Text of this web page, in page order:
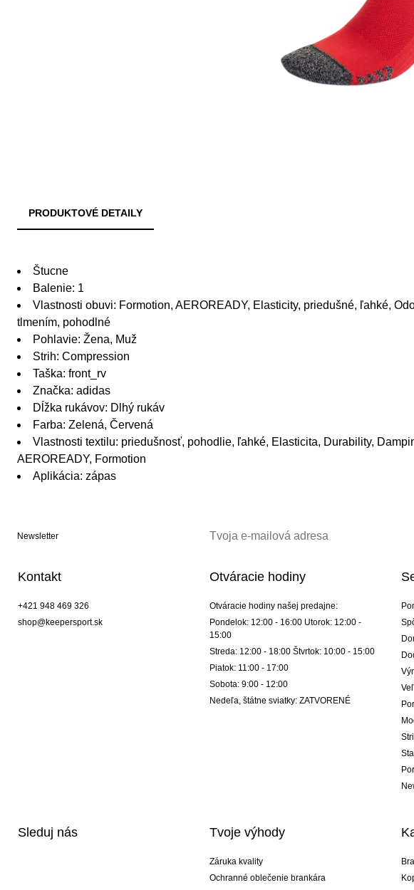
PRODUKTOVÉ DETAILY
Štucne
Balenie: 1
Vlastnosti obuvi: Formotion, AEROREADY, Elasticity, priedušné, ľahké,
tlmením, pohodlné
Pohlavie: Žena, Muž
Strih: Compression
Taška: front_rv
Značka: adidas
Dĺžka rukávov: Dlhý rukáv
Farba: Zelená, Červená
Vlastnosti textilu: priedušnosť, pohodlie, ľahké, Elasticita, Durability,
AEROREADY, Formotion
Aplikácia: zápas
Newsletter
Kontakt
+421 948 469 326
shop@keepersport.sk
Otváracie hodiny
Otváracie hodiny našej predajne:
Pondelok: 12:00 - 16:00 Utorok: 12:00 -
15:00
Streda: 12:00 - 18:00 Štvrtok: 10:00 - 15:00
Piatok: 11:00 - 17:00
Sobota: 9:00 - 12:00
Nedeľa, štátne sviatky: ZATVORENÉ
Sleduj nás Tvoje výhody
Záruka kvality
Ochranné oblečenie brankára